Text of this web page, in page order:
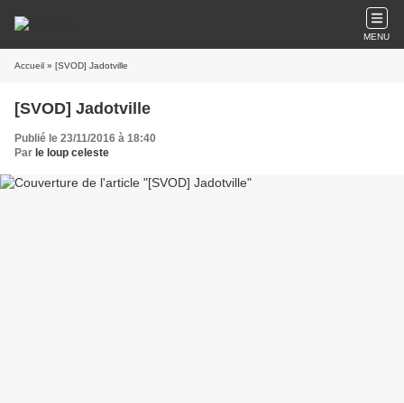
MENU
Accueil » [SVOD] Jadotville
[SVOD] Jadotville
Publié le 23/11/2016 à 18:40
Par le loup celeste